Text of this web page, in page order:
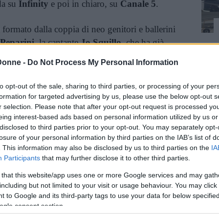
- Do Not Process My Personal Information
opt-out of the sale, sharing to third parties, or processing of your
for targeted advertising by us, please use the below opt-out
selection. Please note that after your opt-out request is processed
interest-based ads based on personal information utilized by us
to third parties prior to your opt-out. You may separately
of your personal information by third parties on the IAB’s list of
This information may also be disclosed by us to third parties on the
Participants that may further disclose it to other third parties.
that this website/app uses one or more Google services and may
but not limited to your visit or usage behaviour. You may
to Google and its third-party tags to use your data for below
consent section.
su Infinity e poi in chiaro, su Canale 5.
formato dalla coppia di neo genitori e ballerini
, la cantanteJo Squillo, che ha già
olimpica di Londra 2012
Ventola , il pilota Marco Melandri
ed ex IenaMarco Berry, e infine
Orian Ichaki, madre natura nell’ultima
Egger , che ha partecipato aBallando
oltre aBallando con le stelleha partecipato
a leggere dopo la pubblicità
chi sia “la talpa”tra tutti i Vip, che sono